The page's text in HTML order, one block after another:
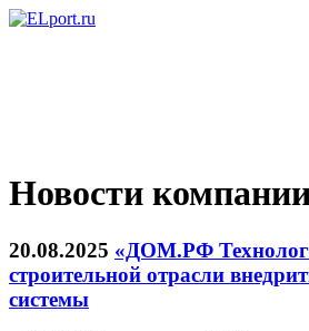
Новости
20.08.2025 «ДОМ.РФ
строительной отрасли
системы